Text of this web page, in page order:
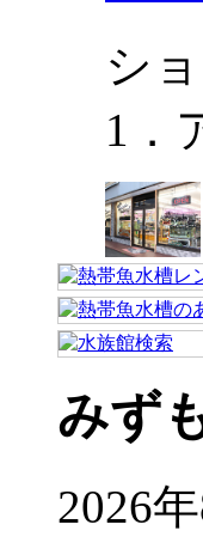
シ
1．
みず
2026